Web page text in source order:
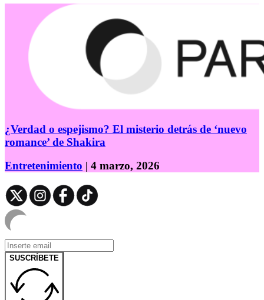
¿Verdad o espejismo? El misterio detrás de ‘nuevo
romance’ de Shakira
Entretenimiento | 4 marzo, 2026
SUSCRÍBETE